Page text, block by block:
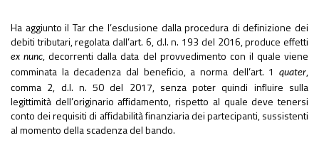
Ha aggiunto il Tar che l’esclusione dalla procedura di definizione dei
debiti tributari, regolata dall’art. 6, d.l. n. 193 del 2016, produce effetti
ex nunc, decorrenti dalla data del provvedimento con il quale viene
comminata la decadenza dal beneficio, a norma dell’art. 1
quater,
comma 2, d.l. n. 50 del 2017, senza poter quindi influire sulla
legittimità dell’originario affidamento, rispetto al quale deve tenersi
conto dei requisiti di affidabilità finanziaria dei partecipanti, sussistenti
al momento della scadenza del bando.